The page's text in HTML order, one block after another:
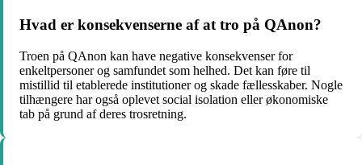
Hvad er konsekvenserne af at tro på QAnon?
Troen på QAnon kan have negative konsekvenser for
enkeltpersoner og samfundet som helhed. Det kan føre til
mistillid til etablerede institutioner og skade fællesskaber. Nogle
tilhængere har også oplevet social isolation eller økonomiske
tab på grund af deres trosretning.